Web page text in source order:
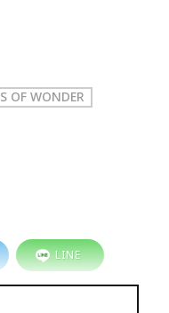
OF WONDER
LINE